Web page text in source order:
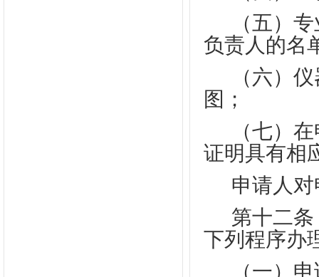
（五）
负责人的名
（六）
图；
（七）
证明具有相
申请人
第十二条
下列程序办
（一）